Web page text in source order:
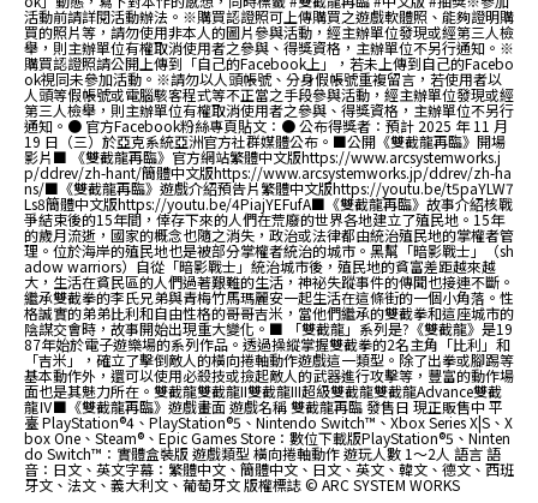
活動前請詳閱活動辦法。※購買認證照可上傳購買之遊戲軟體照、能夠證明購
買的照片等，請勿使用非本人的圖片參與活動，經主辦單位發現或經第三人檢
舉，則主辦單位有權取消使用者之參與、得獎資格，主辦單位不另行通知。※
購買認證照請公開上傳到「自己的Facebook上」，若未上傳到自己的Facebo
ok視同未參加活動。※請勿以人頭帳號、分身假帳號重複留言，若使用者以
人頭等假帳號或電腦駭客程式等不正當之手段參與活動，經主辦單位發現或經
第三人檢舉，則主辦單位有權取消使用者之參與、得獎資格，主辦單位不另行
通知。● 官方Facebook粉絲專頁貼文：● 公布得獎者：預計 2025 年 11 月
19 日（三）於亞克系統亞洲官方社群媒體公布。■公開《雙截龍再臨》開場
影片■ 《雙截龍再臨》官方網站繁體中文版https://www.arcsystemworks.j
p/ddrev/zh-hant/簡體中文版https://www.arcsystemworks.jp/ddrev/zh-ha
ns/■《雙截龍再臨》遊戲介紹預告片繁體中文版https://youtu.be/t5paYLW7
Ls8簡體中文版https://youtu.be/4PiajYEFufA■《雙截龍再臨》故事介紹核戰
爭結束後的15年間，倖存下來的人們在荒廢的世界各地建立了殖民地。15年
的歲月流逝，國家的概念也隨之消失，政治或法律都由統治殖民地的掌權者管
理。位於海岸的殖民地也是被部分掌權者統治的城市。黑幫「暗影戰士」（sh
adow warriors）自從「暗影戰士」統治城市後，殖民地的貧富差距越來越
大，生活在貧民區的人們過著艱難的生活，神祕失蹤事件的傳聞也接連不斷。
繼承雙截拳的李氏兄弟與青梅竹馬瑪麗安一起生活在這條街的一個小角落。性
格誠實的弟弟比利和自由性格的哥哥吉米，當他們繼承的雙截拳和這座城市的
陰謀交會時，故事開始出現重大變化。■ 「雙截龍」系列是?《雙截龍》是19
87年始於電子遊樂場的系列作品。透過操縱掌握雙截拳的2名主角「比利」和
「吉米」，確立了擊倒敵人的橫向捲軸動作遊戲這一類型。除了出拳或腳踢等
基本動作外，還可以使用必殺技或撿起敵人的武器進行攻擊等，豐富的動作場
面也是其魅力所在。雙截龍雙截龍II雙截龍III超級雙截龍雙截龍Advance雙截
龍Ⅳ■《雙截龍再臨》遊戲畫面 遊戲名稱 雙截龍再臨 發售日 現正販售中 平
臺 PlayStation®4、PlayStation®5、Nintendo Switch™、Xbox Series X|S、X
box One、Steam®、Epic Games Store：數位下載版PlayStation®5、Ninten
do Switch™：實體盒裝版 遊戲類型 橫向捲軸動作 遊玩人數 1～2人 語言 語
音：日文、英文字幕：繁體中文、簡體中文、日文、英文、韓文、德文、西班
牙文、法文、義大利文、葡萄牙文 版權標誌 © ARC SYSTEM WORKS